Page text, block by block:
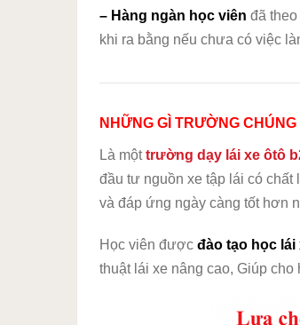
– Hàng ngàn học viên đã
khi ra bằng nếu chưa có việc
NHỮNG GÌ TRƯỜNG
Là mộttrường dạy lái xe ôtô
đầu tư nguồn xe tập lái có
và đáp ứng ngày càng tốt hơn
Học viên được đào tạo học lái
thuật lái xe nâng cao, Giúp